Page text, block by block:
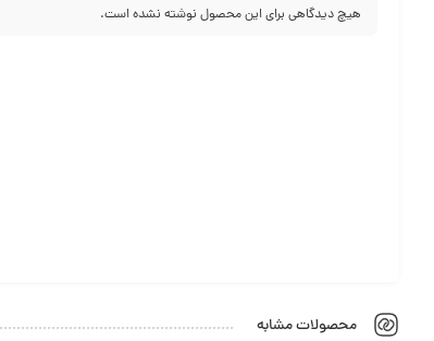
هیچ دیدگاهی برای این محصول نوشته نشده است.
محصولات مشابه